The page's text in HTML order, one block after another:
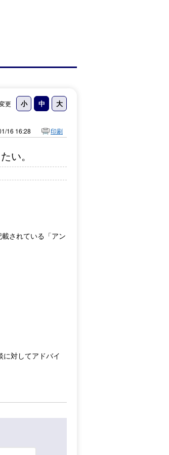
更
16 16:28 印刷
い。
されている「アン
対してアドバイ